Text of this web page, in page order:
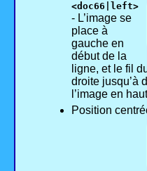
<doc66|left>
- L’image se
place à
gauche en
début de la
ligne, et le fil
droite jusqu’à
l’image en
Position